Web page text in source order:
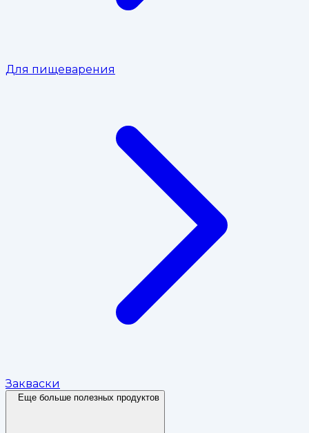
Для пищеварения
Закваски
Еще больше полезных продуктов